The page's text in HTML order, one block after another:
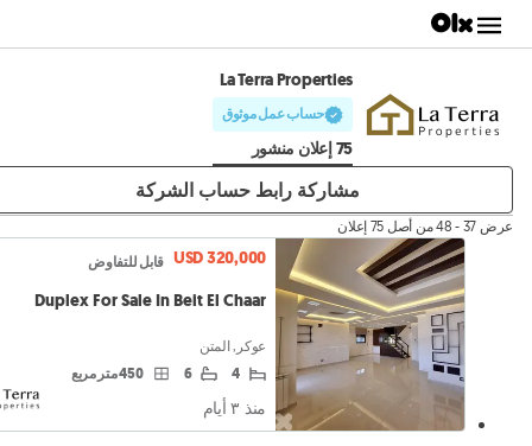
La Terra Properties
حساب عمل موثوق
75 إعلان منشور
مشاركة رابط حساب الشركة
عرض 37 - 48 من أصل 75 إعلان
USD 320,000 قابل للتفاوض
Duplex For Sale In Beit El Chaar
عوكر, المتن
4
6 450 متر مربع
منذ ٣ أيام